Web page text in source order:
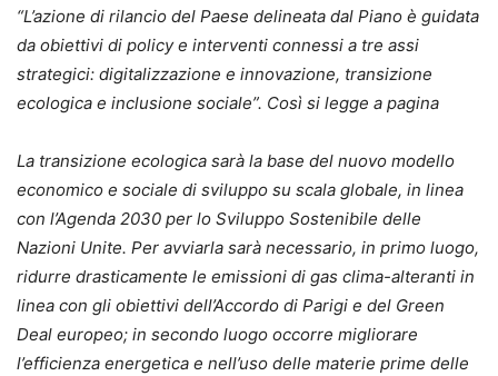
“L’azione di rilancio del Paese delineata dal Piano è guidata
da obiettivi di policy e interventi connessi a tre assi
strategici: digitalizzazione e innovazione, transizione
ecologica e inclusione sociale”. Così si legge a pagina
La transizione ecologica sarà la base del nuovo modello
economico e sociale di sviluppo su scala globale, in linea
con l’Agenda 2030 per lo Sviluppo Sostenibile delle
Nazioni Unite. Per avviarla sarà necessario, in primo luogo,
ridurre drasticamente le emissioni di gas clima-alteranti in
linea con gli obiettivi dell’Accordo di Parigi e del Green
Deal europeo; in secondo luogo occorre migliorare
l’efficienza energetica e nell’uso delle materie prime delle